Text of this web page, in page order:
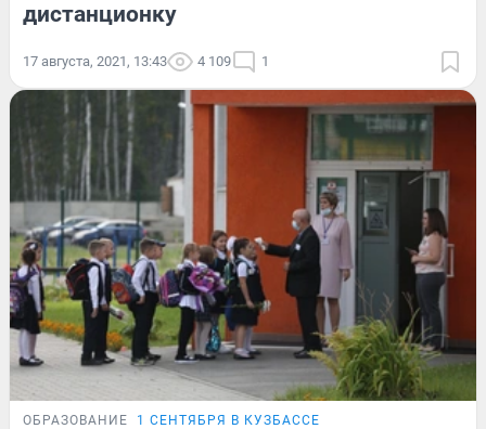
дистанционку
17 августа, 2021, 13:43 4 109 1
ОБРАЗОВАНИЕ 1 СЕНТЯБРЯ В КУЗБАССЕ